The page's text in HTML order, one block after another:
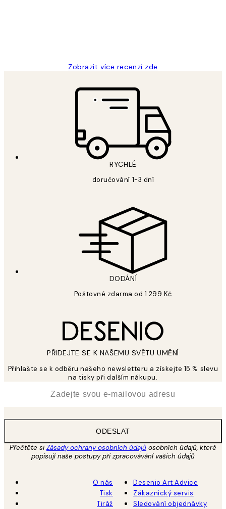
Zobrazit více recenzí zde
RYCHLÉ
doručování 1-3 dní
DODÁNÍ
Poštovné zdarma od 1 299 Kč
PŘIDEJTE SE K NAŠEMU SVĚTU UMĚNÍ
Přihlašte se k odběru našeho newsletteru a získejte 15 % slevu
na tisky při dalším nákupu.
ODESLAT
Přečtěte siZásady ochrany osobních údajů osobních údajů, které
popisují naše postupy při zpracovávání vašich údajů
O nás
Tisk
Tiráž
Desenio Art Advice
Zákaznický servis
Sledování objednávky